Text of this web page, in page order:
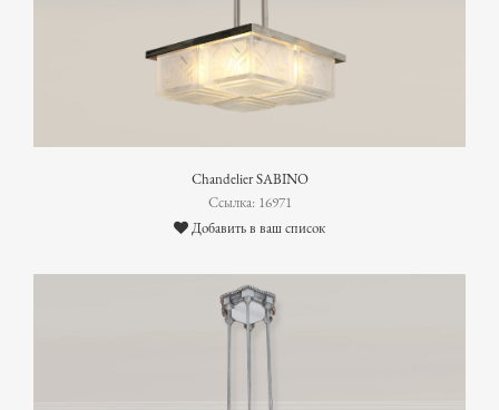
Chandelier SABINO
Ссылка: 16971
Добавить в ваш список